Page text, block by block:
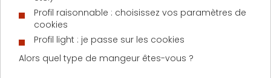
acheteurs. Cela vous permet d’augmenter vos
chances de vendre votre maison plus rapidement.
Alors, n’hésitez pas àécrire un texte accrocheur, il
est essentiel d’y ajouter des photos de haute
qualité, et pourquoi pas une visite virtuelle.
Profil raisonnable : choisissez vos paramètres de
cookies
Profil light : je passe sur les cookies
Alors quel type de mangeur êtes-vous ?